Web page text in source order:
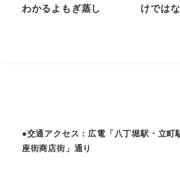
わかるよもぎ蒸し
けでは
●交通アクセス：広電「八丁堀駅・立町
座街商店街」通り